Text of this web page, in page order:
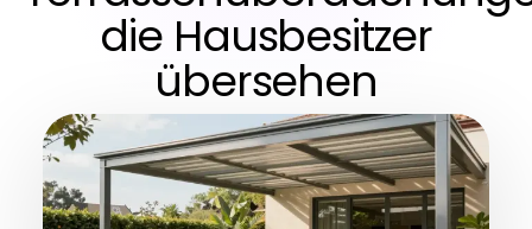
die Hausbesitzer
übersehen